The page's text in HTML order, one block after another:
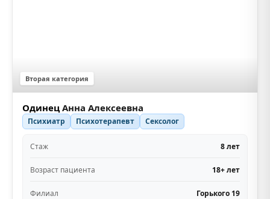
Вторая категория
Одинец Анна Алексеевна
Психиатр Психотерапевт Сексолог
Стаж 8 лет
Возраст пациента 18+ лет
Филиал Горького 19